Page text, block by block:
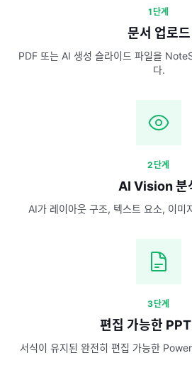
1단계
문서 업로드
PDF 또는 AI 생성 슬라이드 파일을
다.
2단계
AI Vision 분
AI가 레이아웃 구조, 텍스트 요소, 이미
3단계
편집 가능한
서식이 유지된 완전히 편집 가능한